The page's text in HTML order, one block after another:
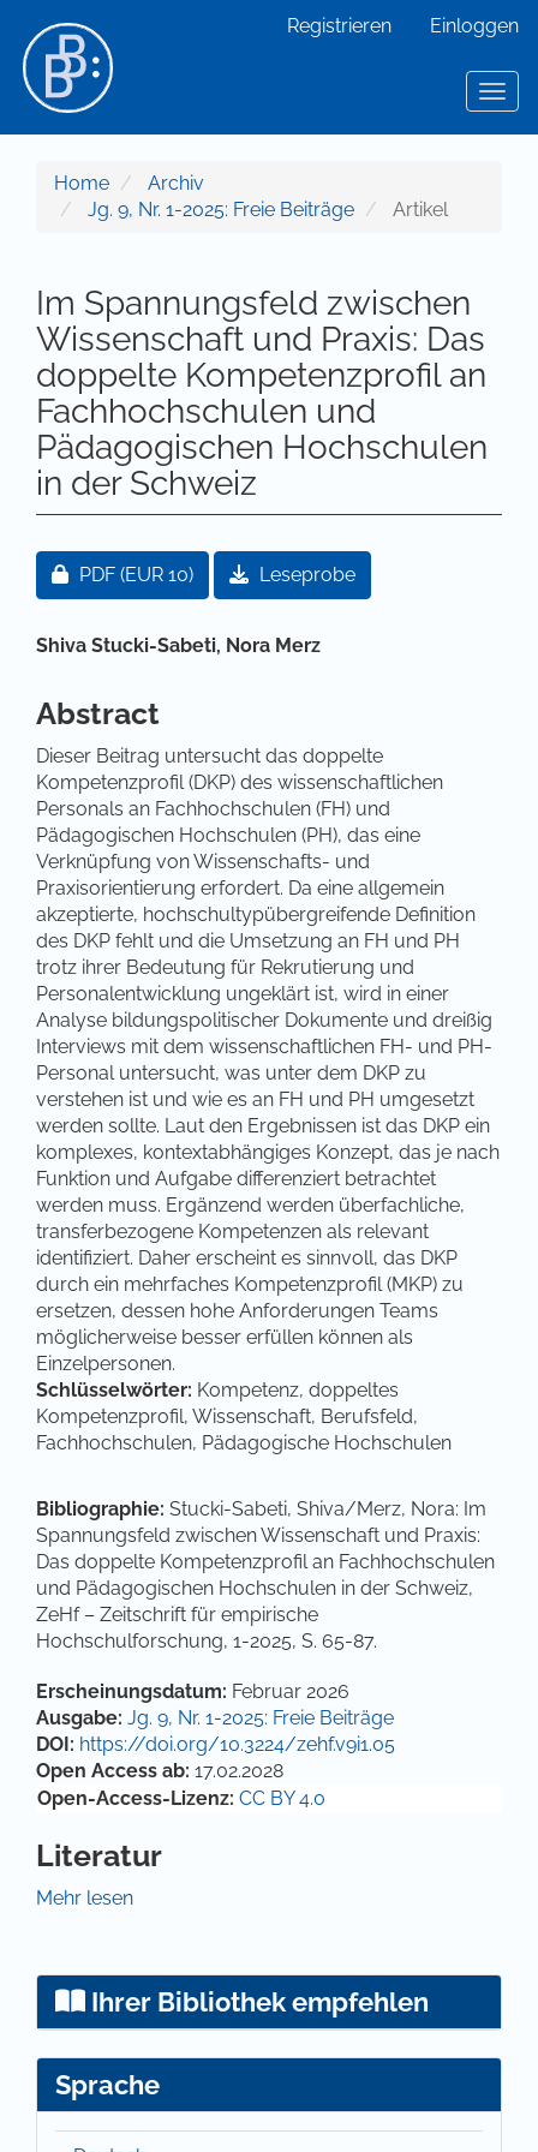
Hauptinhalt
Sidebar
Registrieren Einloggen
Home
Archiv
Jg. 9, Nr. 1-2025: Freie Beiträge
Artikel
Im Spannungsfeld zwischen
Wissenschaft und Praxis: Das
doppelte Kompetenzprofil an
Fachhochschulen und
Pädagogischen Hochschulen
in der Schweiz
Artikel-Sidebar
Zugang für Abonnent/innen oder durch Zahlung
PDF (EUR 10) Leseprobe
Hauptsächlicher Artikelinhalt
Shiva Stucki-Sabeti, Nora Merz
Abstract
Dieser Beitrag untersucht das doppelte
Kompetenzprofil (DKP) des wissenschaftlichen
Personals an Fachhochschulen (FH) und
Pädagogischen Hochschulen (PH), das eine
Verknüpfung von Wissenschafts- und
Praxisorientierung erfordert. Da eine allgemein
akzeptierte, hochschultypübergreifende Definition
des DKP fehlt und die Umsetzung an FH und PH
trotz ihrer Bedeutung für Rekrutierung und
Personalentwicklung ungeklärt ist, wird in einer
Analyse bildungspolitischer Dokumente und dreißig
Interviews mit dem wissenschaftlichen FH- und PH-
Personal untersucht, was unter dem DKP zu
verstehen ist und wie es an FH und PH umgesetzt
werden sollte. Laut den Ergebnissen ist das DKP ein
komplexes, kontextabhängiges Konzept, das je nach
Funktion und Aufgabe differenziert betrachtet
werden muss. Ergänzend werden überfachliche,
transferbezogene Kompetenzen als relevant
identifiziert. Daher erscheint es sinnvoll, das DKP
durch ein mehrfaches Kompetenzprofil (MKP) zu
ersetzen, dessen hohe Anforderungen Teams
möglicherweise besser erfüllen können als
Einzelpersonen.
Schlüsselwörter: Kompetenz, doppeltes
Kompetenzprofil, Wissenschaft, Berufsfeld,
Fachhochschulen, Pädagogische Hochschulen
Bibliographie: Stucki-Sabeti, Shiva/Merz, Nora: Im
Spannungsfeld zwischen Wissenschaft und Praxis:
Das doppelte Kompetenzprofil an Fachhochschulen
und Pädagogischen Hochschulen in der Schweiz,
ZeHf – Zeitschrift für empirische
Hochschulforschung, 1-2025, S. 65-87.
Artikel-Details
Erscheinungsdatum: Februar 2026
Ausgabe: Jg. 9, Nr. 1-2025: Freie Beiträge
DOI: https://doi.org/10.3224/zehf.v9i1.05
Open Access ab: 17.02.2028
Open-Access-Lizenz: CC BY 4.0
Literatur
Arpagaus, J. (2020). Doppeltes Kompetenzprofil von
435-447.https://doi.org/10.25656/01:22954.
Biedermann, H., Krattenmacher, S., Graf, S. & Cwik, M.
Lehrerbildung. Beiträge zur Lehrerinnen- und
Mehr lesen
Ihrer Bibliothek empfehlen
Sprache